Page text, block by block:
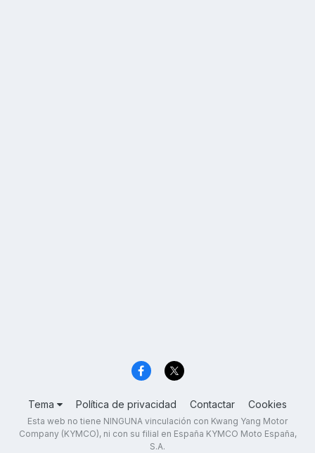
Tema Política de privacidad Contactar Cookies
Esta web no tiene NINGUNA vinculación con Kwang Yang Motor
Company (KYMCO), ni con su filial en España KYMCO Moto España,
S.A.